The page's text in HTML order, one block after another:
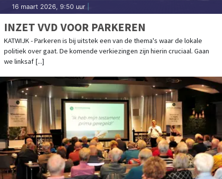
16 maart 2026, 9:50 uur
INZET VVD VOOR PARKEREN
KATWIJK - Parkeren is bij uitstek een van de thema's waar de lokale
politiek over gaat. De komende verkiezingen zijn hierin cruciaal. Gaan
we linksaf [...]